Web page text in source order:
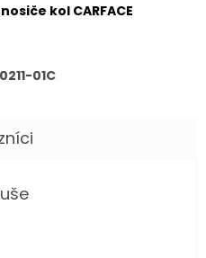
kol CARFACE
01C
je 5 z 5 hvězdiček.